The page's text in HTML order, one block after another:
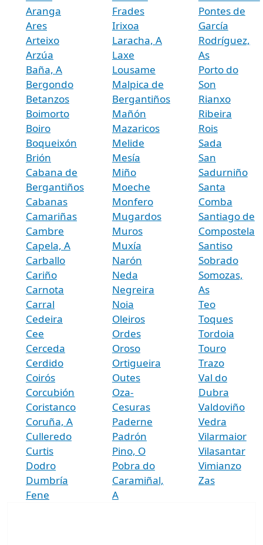
Aranga
Ares
Arteixo
Arzúa
Baña, A
Bergondo
Betanzos
Boimorto
Boiro
Boqueixón
Brión
Cabana de
Bergantiños
Cabanas
Camariñas
Cambre
Capela, A
Carballo
Cariño
Carnota
Carral
Cedeira
Cee
Cerceda
Cerdido
Coirós
Corcubión
Coristanco
Coruña, A
Culleredo
Curtis
Dodro
Dumbría
Fene
Frades
Irixoa
Laracha, A
Laxe
Lousame
Malpica de
Bergantiños
Mañón
Mazaricos
Melide
Mesía
Miño
Moeche
Monfero
Mugardos
Muros
Muxía
Narón
Neda
Negreira
Noia
Oleiros
Ordes
Oroso
Ortigueira
Outes
Oza-
Cesuras
Paderne
Padrón
Pino, O
Pobra do
Caramiñal,
A
Pontes de
García
Rodríguez,
As
Porto do
Son
Rianxo
Ribeira
Rois
Sada
San
Sadurniño
Santa
Comba
Santiago de
Compostela
Santiso
Sobrado
Somozas,
As
Teo
Toques
Tordoia
Touro
Trazo
Val do
Dubra
Valdoviño
Vedra
Vilarmaior
Vilasantar
Vimianzo
Zas